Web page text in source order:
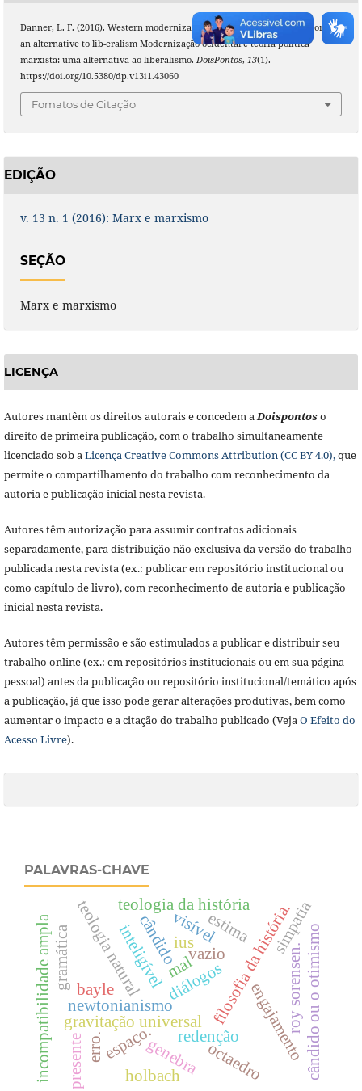
Danner, L. F. (2016). Western modernization and Marxist political theory:
an alternative to lib-eralism Modernização ocidental e teoria política
marxista: uma alternativa ao liberalismo. DoisPontos, 13(1).
https://doi.org/10.5380/dp.v13i1.43060
Fomatos de Citação
EDIÇÃO
v. 13 n. 1 (2016): Marx e marxismo
SEÇÃO
Marx e marxismo
LICENÇA
Autores mantêm os direitos autorais e concedem a Doispontoso
direito de primeira publicação, com o trabalho simultaneamente
licenciado sob a Licença Creative Commons Attribution (CC BY 4.0),que
permite o compartilhamento do trabalho com reconhecimento da
autoria e publicação inicial nesta revista.
Autores têm autorização para assumir contratos adicionais
separadamente, para distribuição não exclusiva da versão do trabalho
publicada nesta revista (ex.: publicar em repositório institucional ou
como capítulo de livro), com reconhecimento de autoria e publicação
inicial nesta revista.
Autores têm permissão e são estimulados a publicar e distribuir seu
trabalho online (ex.: em repositórios institucionais ou em sua página
pessoal) antes da publicação ou repositório institucional/temático após
a publicação, já que isso pode gerar alterações produtivas, bem como
aumentar o impacto e a citação do trabalho publicado (VejaO Efeito do
Acesso Livre).
PALAVRAS-CHAVE
mal
teologia natural
gravitação universal
espaço.
vazio
newtonianismo filosofia da história.
cândido
engajamento
erro. redenção
teologia da história
bayle cândido ou o otimismo
genebra
diálogos
gramática
incompatibilidade ampla octaedro
inteligível visível
roy sorensen.
presente holbach
ius estima simpatia